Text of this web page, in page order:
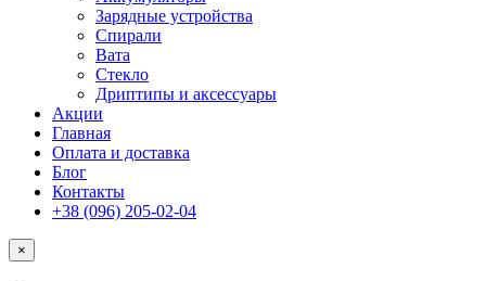
Зарядные устройства
Спирали
Вата
Стекло
Дриптипы и аксессуары
Акции
Главная
Оплата и доставка
Блог
Контакты
+38 (096) 205-02-04
×